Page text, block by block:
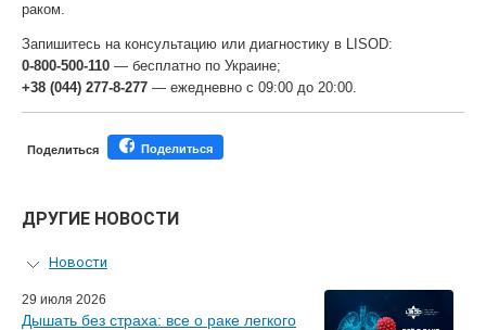
раком.
Запишитесь на консультацию или диагностику в LISOD:
0-800-500-110 — бесплатно по Украине;
+38 (044) 277-8-277 — ежедневно с 09:00 до 20:00.
Поделиться Поделиться
ДРУГИЕ НОВОСТИ
Новости
Персональный гид
Мастер-классы для врачей
29 июля 2026
Дышать без страха: все о раке легкого